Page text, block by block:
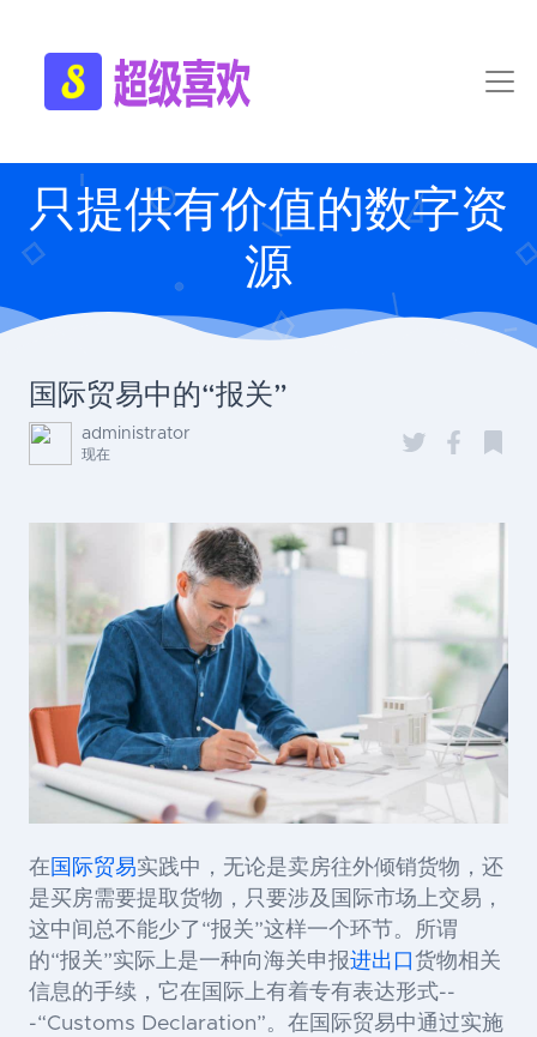
只提供有价值的数字资
源
国际贸易中的“报关”
administrator
现在
在 国际贸易实践中，无论是卖房往外倾销货物，还
是买房需要提取货物，只要涉及国际市场上交易，
这中间总不能少了“报关”这样一个环节。所谓
的“报关”实际上是一种向海关申报进出口 货物相关
信息的手续，它在国际上有着专有表达形式--
-“Customs Declaration”。在国际贸易中通过实施